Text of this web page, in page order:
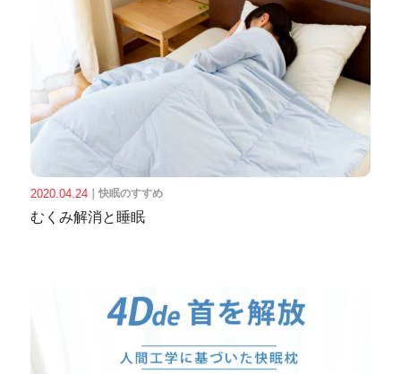
2020.04.24｜ 快眠のすすめ
むくみ解消と睡眠